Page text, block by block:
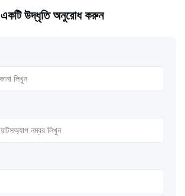
একটি উদ্ধৃতি অনুরোধ করুন